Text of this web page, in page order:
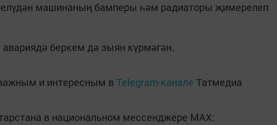
машинаның бамперы һәм радиаторы җимерелеп
беркем дә зыян күрмәгән.
и интересным в Telegram-канале Татмедиа
в национальном мессенджере MАХ: